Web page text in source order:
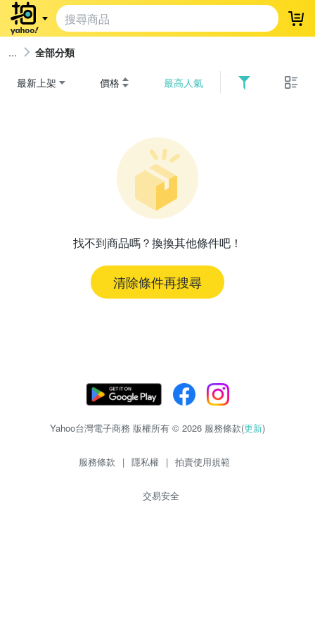
登
全部分類
最新上架 價格 最高人氣
找不到商品嗎？換換其他條件吧！
清除條件再搜尋
Yahoo台灣電子商務 版權所有 © 2026 服務條款(更新)
服務條款 | 隱私權 | 拍賣使用規範
交易安全